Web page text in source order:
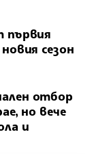
първия
сезон
отбор
но вече
и